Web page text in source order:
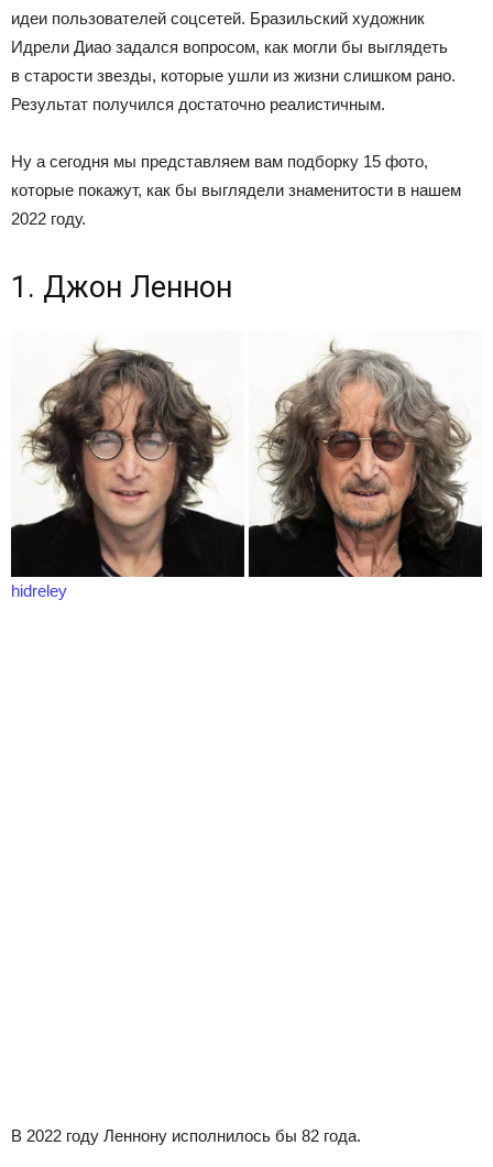
идеи пользователей соцсетей. Бразильский художник
Идрели Диао задался вопросом, как могли бы выглядеть
в старости звезды, которые ушли из жизни слишком рано.
Результат получился достаточно реалистичным.
Ну а сегодня мы представляем вам подборку 15 фото,
которые покажут, как бы выглядели знаменитости в нашем
2022 году.
1. Джон Леннон
hidreley
В 2022 году Леннону исполнилось бы 82 года.